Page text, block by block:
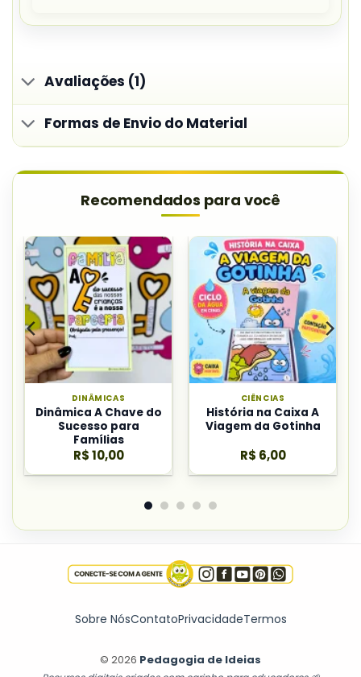
Avaliações (1)
Formas de Envio do Material
Recomendados para você
DINÂMICAS
Dinâmica A Chave do
Sucesso para
Famílias
R$10,00
CIÊNCIAS
História na Caixa A
Viagem da Gotinha
R$ 6,00
Sobre NósContatoPrivacidadeTermos
© 2026 Pedagogia de Ideias